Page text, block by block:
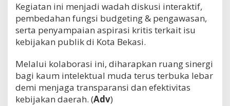
Kegiatan ini menjadi wadah diskusi interaktif,
pembedahan fungsi budgeting & pengawasan,
serta penyampaian aspirasi kritis terkait isu
kebijakan publik di Kota Bekasi.
Melalui kolaborasi ini, diharapkan ruang sinergi
bagi kaum intelektual muda terus terbuka lebar
demi menjaga transparansi dan efektivitas
kebijakan daerah. (Adv)